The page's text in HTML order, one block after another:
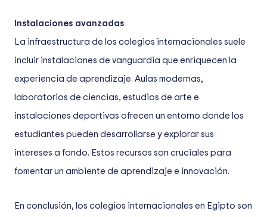
Instalaciones avanzadas
La infraestructura de los colegios internacionales suele
incluir instalaciones de vanguardia que enriquecen la
experiencia de aprendizaje. Aulas modernas,
laboratorios de ciencias, estudios de arte e
instalaciones deportivas ofrecen un entorno donde los
estudiantes pueden desarrollarse y explorar sus
intereses a fondo. Estos recursos son cruciales para
fomentar un ambiente de aprendizaje e innovación.
En conclusión, los colegios internacionales en Egipto son